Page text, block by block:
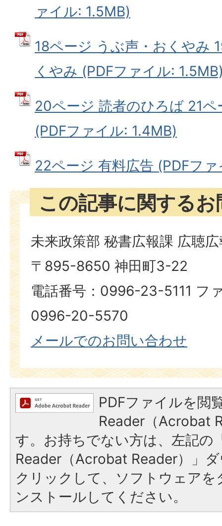
ァイル: 1.5MB)
18ページ うぶ声・おくやみ
くやみ (PDFファイル:
20ページ 読者のひろば 21
(PDFファイル: 1.4MB)
22ページ 有料広告 (PDFフ
この記事に関する
未来政策部 秘書広報課 広聴
〒895-8650 神田町3-22
電話番号：0996-23-5111 フ
0996-20-5570
メールでのお問い合わせ
PDFファイルを閲
Reader（Acrobat
す。お持ちでない方は、左記の
Reader（Acrobat Reader）」
クリックして、ソフトウェア
ンストールしてください。